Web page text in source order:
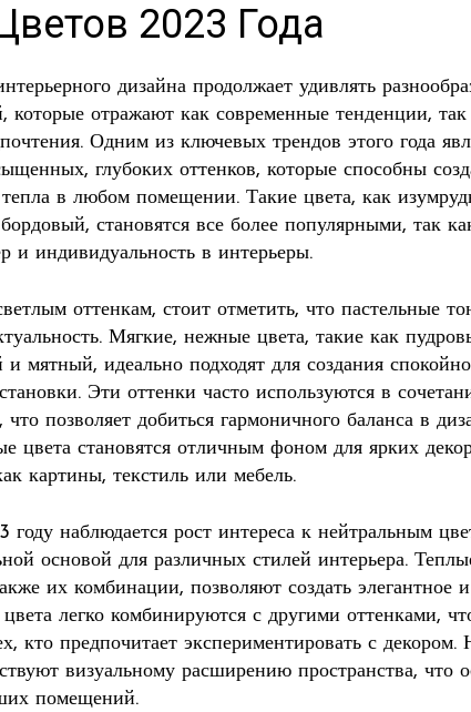
2023 Года
дизайна продолжает удивлять
которые отражают как современные тенденции,
Одним из ключевых трендов этого года
глубоких оттенков, которые способны
в любом помещении. Такие цвета, как
становятся все более популярными, так
и индивидуальность в интерьеры.
оттенкам, стоит отметить, что пастельные
Мягкие, нежные цвета, такие как
и мятный, идеально подходят для создания
Эти оттенки часто используются в
позволяет добиться гармоничного баланса в
цвета становятся отличным фоном для ярких
картины, текстиль или мебель.
наблюдается рост интереса к нейтральным
основой для различных стилей интерьера.
их комбинации, позволяют создать элегантное
легко комбинируются с другими оттенками,
кто предпочитает экспериментировать с декором.
визуальному расширению пространства, что
помещений.